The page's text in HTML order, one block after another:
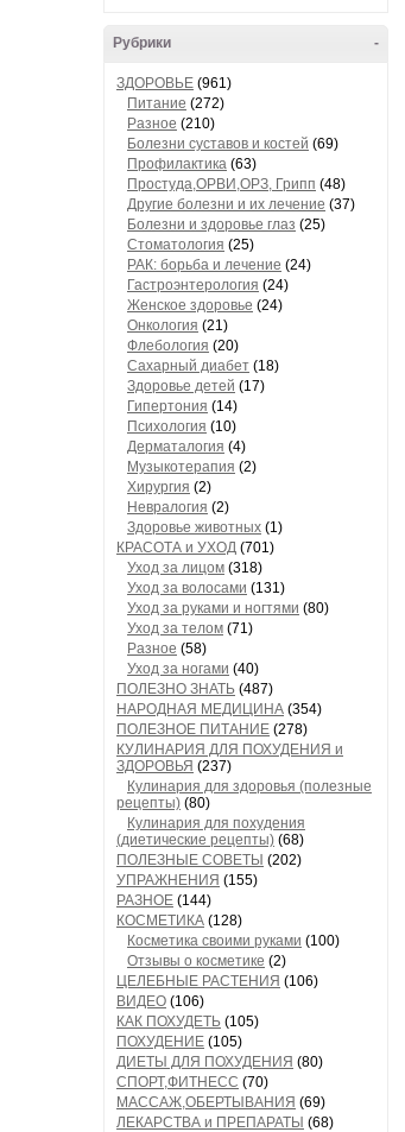
-
Рубрики
ЗДОРОВЬЕ (961)
Питание (272)
Разное (210)
Болезни суставов и костей (69)
Профилактика (63)
Простуда,ОРВИ,ОРЗ, Грипп (48)
Другие болезни и их лечение (37)
Болезни и здоровье глаз (25)
Стоматология (25)
РАК: борьба и лечение (24)
Гастроэнтерология (24)
Женское здоровье (24)
Онкология (21)
Флебология (20)
Сахарный диабет (18)
Здоровье детей (17)
Гипертония (14)
Психология (10)
Дерматалогия (4)
Музыкотерапия (2)
Хирургия (2)
Невралогия (2)
Здоровье животных (1)
КРАСОТА и УХОД (701)
Уход за лицом (318)
Уход за волосами (131)
Уход за руками и ногтями (80)
Уход за телом (71)
Разное (58)
Уход за ногами (40)
ПОЛЕЗНО ЗНАТЬ (487)
НАРОДНАЯ МЕДИЦИНА (354)
ПОЛЕЗНОЕ ПИТАНИЕ (278)
КУЛИНАРИЯ ДЛЯ ПОХУДЕНИЯ и
ЗДОРОВЬЯ (237)
Кулинария для здоровья (полезные
рецепты) (80)
Кулинария для похудения
(диетические рецепты) (68)
ПОЛЕЗНЫЕ СОВЕТЫ (202)
УПРАЖНЕНИЯ (155)
РАЗНОЕ (144)
КОСМЕТИКА (128)
Косметика своими руками (100)
Отзывы о косметике (2)
ЦЕЛЕБНЫЕ РАСТЕНИЯ (106)
ВИДЕО (106)
КАК ПОХУДЕТЬ (105)
ПОХУДЕНИЕ (105)
ДИЕТЫ ДЛЯ ПОХУДЕНИЯ (80)
СПОРТ,ФИТНЕСС (70)
МАССАЖ,ОБЕРТЫВАНИЯ (69)
ЛЕКАРСТВА и ПРЕПАРАТЫ (68)